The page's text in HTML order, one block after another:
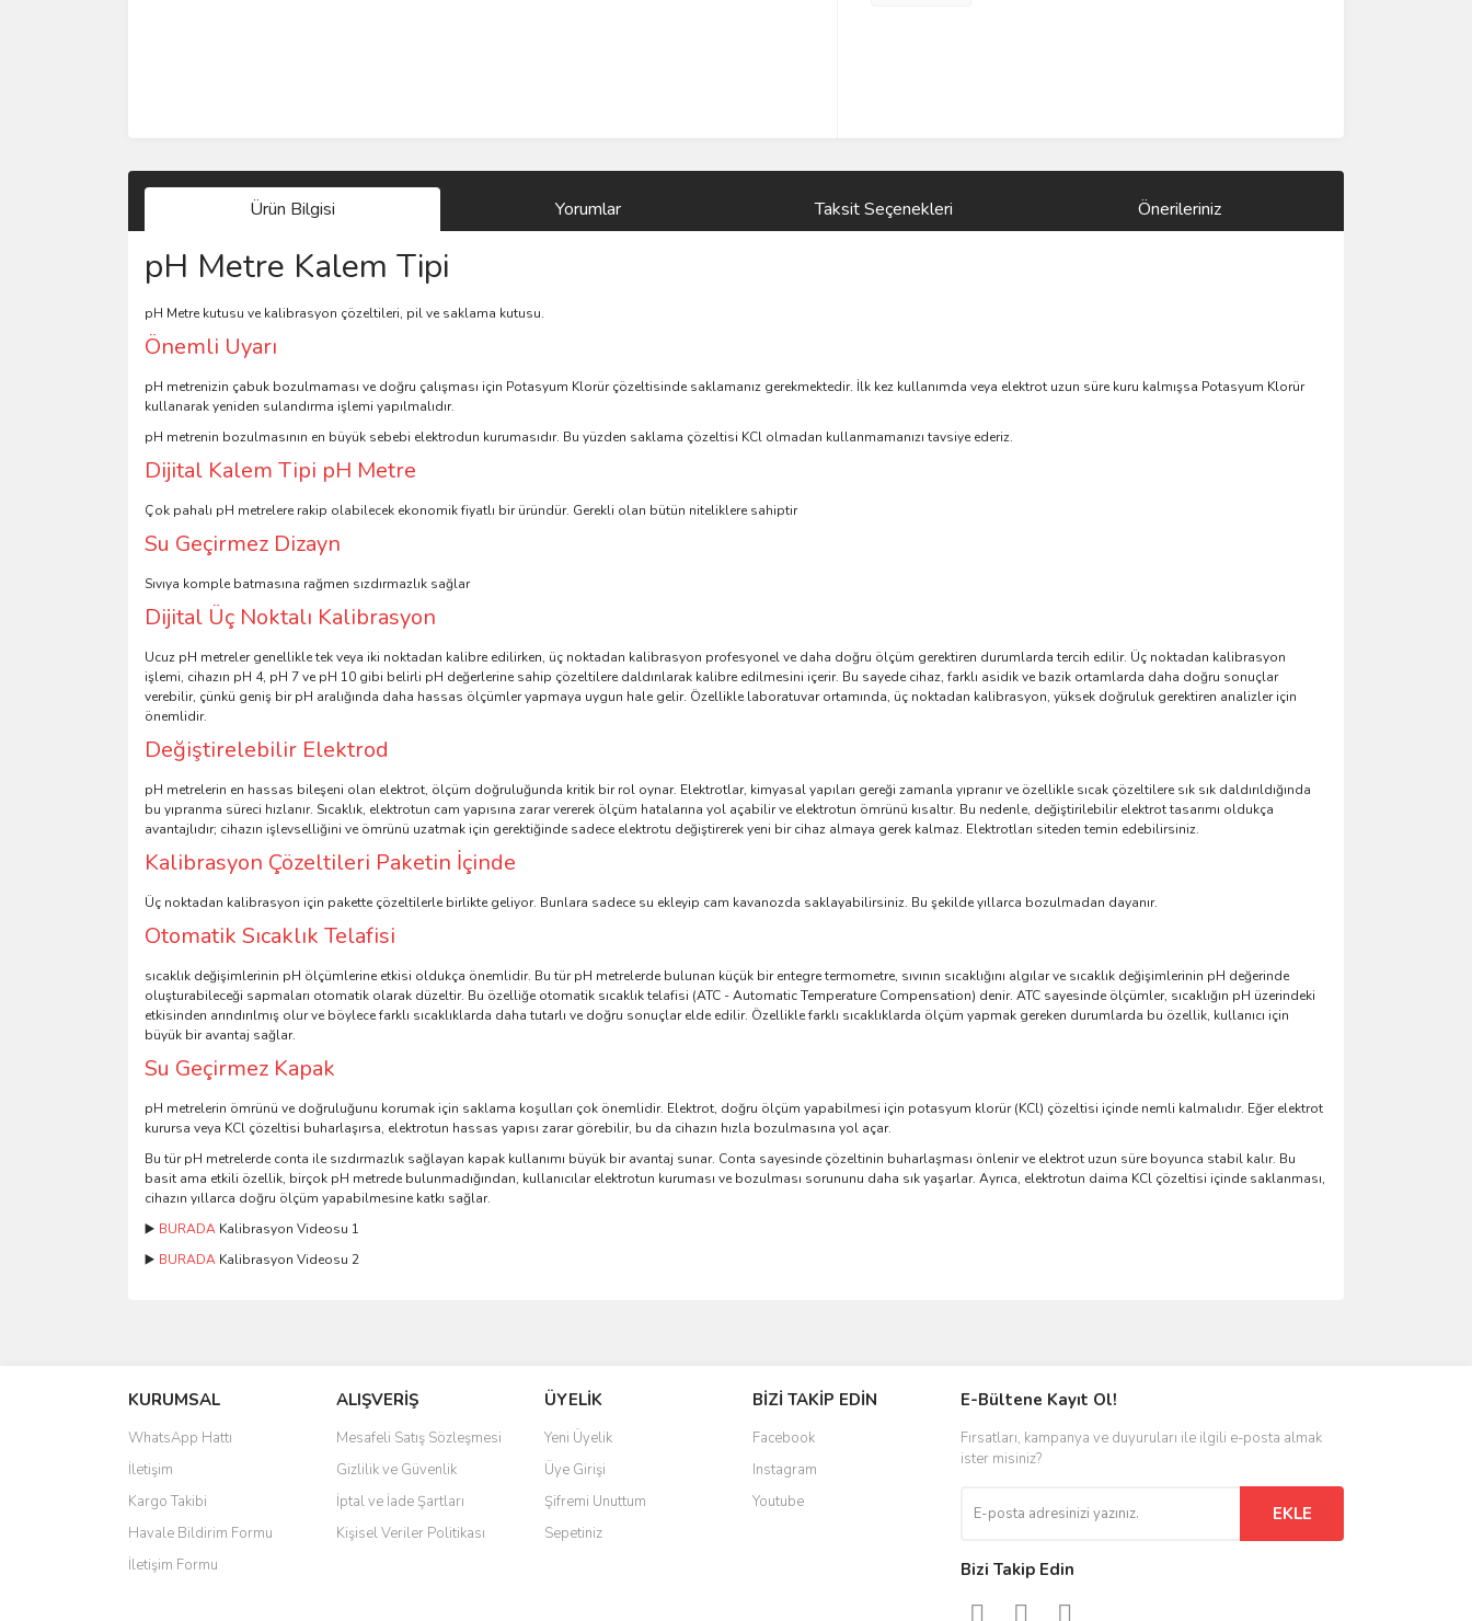
Ürün Bilgisi Yorumlar Taksit Seçenekleri Önerileriniz
pH Metre Kalem Tipi
pH Metre kutusu ve kalibrasyon çözeltileri, pil ve saklama kutusu.
Önemli Uyarı
pH metrenizin çabuk bozulmaması ve doğru çalışması için Potasyum Klorür çözeltisinde saklamanız gerekmektedir. İlk kez kullanımda veya elektrot uzun süre kuru kalmışsa Potasyum Klorür
kullanarak yeniden sulandırma işlemi yapılmalıdır.
pH metrenin bozulmasının en büyük sebebi elektrodun kurumasıdır. Bu yüzden saklama çözeltisi KCl olmadan kullanmamanızı tavsiye ederiz.
Dijital Kalem Tipi pH Metre
Çok pahalı pH metrelere rakip olabilecek ekonomik fiyatlı bir üründür. Gerekli olan bütün niteliklere sahiptir
Su Geçirmez Dizayn
Sıvıya komple batmasına rağmen sızdırmazlık sağlar
Dijital Üç Noktalı Kalibrasyon
Ucuz pH metreler genellikle tek veya iki noktadan kalibre edilirken, üç noktadan kalibrasyon profesyonel ve daha doğru ölçüm gerektiren durumlarda tercih edilir. Üç noktadan kalibrasyon
işlemi, cihazın pH 4, pH 7 ve pH 10 gibi belirli pH değerlerine sahip çözeltilere daldırılarak kalibre edilmesini içerir. Bu sayede cihaz, farklı asidik ve bazik ortamlarda daha doğru sonuçlar
verebilir, çünkü geniş bir pH aralığında daha hassas ölçümler yapmaya uygun hale gelir. Özellikle laboratuvar ortamında, üç noktadan kalibrasyon, yüksek doğruluk gerektiren analizler için
önemlidir.
Değiştirelebilir Elektrod
pH metrelerin en hassas bileşeni olan elektrot, ölçüm doğruluğunda kritik bir rol oynar. Elektrotlar, kimyasal yapıları gereği zamanla yıpranır ve özellikle sıcak çözeltilere sık sık daldırıldığında
bu yıpranma süreci hızlanır. Sıcaklık, elektrotun cam yapısına zarar vererek ölçüm hatalarına yol açabilir ve elektrotun ömrünü kısaltır. Bu nedenle, değiştirilebilir elektrot tasarımı oldukça
avantajlıdır; cihazın işlevselliğini ve ömrünü uzatmak için gerektiğinde sadece elektrotu değiştirerek yeni bir cihaz almaya gerek kalmaz. Elektrotları siteden temin edebilirsiniz.
Kalibrasyon Çözeltileri Paketin İçinde
Üç noktadan kalibrasyon için pakette çözeltilerle birlikte geliyor. Bunlara sadece su ekleyip cam kavanozda saklayabilirsiniz. Bu şekilde yıllarca bozulmadan dayanır.
Otomatik Sıcaklık Telafisi
sıcaklık değişimlerinin pH ölçümlerine etkisi oldukça önemlidir. Bu tür pH metrelerde bulunan küçük bir entegre termometre, sıvının sıcaklığını algılar ve sıcaklık değişimlerinin pH değerinde
oluşturabileceği sapmaları otomatik olarak düzeltir. Bu özelliğe otomatik sıcaklık telafisi (ATC - Automatic Temperature Compensation) denir. ATC sayesinde ölçümler, sıcaklığın pH üzerindeki
etkisinden arındırılmış olur ve böylece farklı sıcaklıklarda daha tutarlı ve doğru sonuçlar elde edilir. Özellikle farklı sıcaklıklarda ölçüm yapmak gereken durumlarda bu özellik, kullanıcı için
büyük bir avantaj sağlar.
Su Geçirmez Kapak
pH metrelerin ömrünü ve doğruluğunu korumak için saklama koşulları çok önemlidir. Elektrot, doğru ölçüm yapabilmesi için potasyum klorür (KCl) çözeltisi içinde nemli kalmalıdır. Eğer elektrot
kurursa veya KCl çözeltisi buharlaşırsa, elektrotun hassas yapısı zarar görebilir, bu da cihazın hızla bozulmasına yol açar.
Bu tür pH metrelerde conta ile sızdırmazlık sağlayan kapak kullanımı büyük bir avantaj sunar. Conta sayesinde çözeltinin buharlaşması önlenir ve elektrot uzun süre boyunca stabil kalır. Bu
basit ama etkili özellik, birçok pH metrede bulunmadığından, kullanıcılar elektrotun kuruması ve bozulması sorununu daha sık yaşarlar. Ayrıca, elektrotun daima KCl çözeltisi içinde saklanması,
cihazın yıllarca doğru ölçüm yapabilmesine katkı sağlar.
▶️ BURADA Kalibrasyon Videosu 1
▶️ BURADA Kalibrasyon Videosu 2
Ürün resmi kalitesiz, bozuk veya görüntülenemiyor.
Ürün açıklamasında eksik bilgiler bulunuyor.
Ürün bilgilerinde hatalar bulunuyor.
Ürün fiyatı diğer sitelerden daha pahalı.
Bu ürüne benzer farklı alternatifler olmalı.
KURUMSAL
WhatsApp Hattı
İletişim
Kargo Takibi
Havale Bildirim Formu
İletişim Formu
ALIŞVERİŞ
Mesafeli Satış Sözleşmesi
Gizlilik ve Güvenlik
İptal ve İade Şartları
Kişisel Veriler Politikası
ÜYELİK
Yeni Üyelik
Üye Girişi
Şifremi Unuttum
Sepetiniz
BİZİ TAKİP EDİN
Facebook
Instagram
Youtube
E-Bültene Kayıt Ol!
Fırsatları, kampanya ve duyuruları ile ilgili e-posta almak
ister misiniz?
EKLE
Bizi Takip Edin